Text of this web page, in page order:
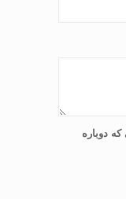
دوباره